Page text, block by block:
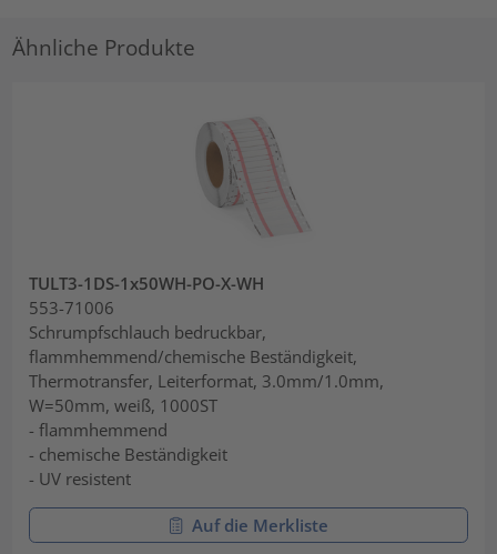
Ähnliche Produkte
TULT3-1DS-1x50WH-PO-X-WH
553-71006
Schrumpfschlauch bedruckbar,
flammhemmend/chemische Beständigkeit,
Thermotransfer, Leiterformat, 3.0mm/1.0mm,
W=50mm, weiß, 1000ST
- flammhemmend
- chemische Beständigkeit
- UV resistent
Auf die Merkliste